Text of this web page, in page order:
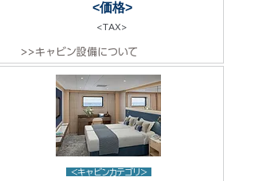
<価格>
<TAX>
>>キャビン設備について
<キャビンカテゴリ>